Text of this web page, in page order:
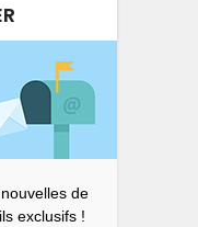
de
exclusifs !